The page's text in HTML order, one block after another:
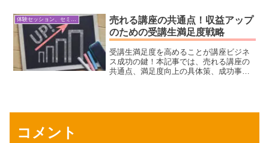
カウンセリング・コンサルティングの成
約率を劇的に上げる秘訣を解説！成功事
例も紹介しながら、今すぐ実践できる具
体的な方法をお伝えします。無料セッシ
ョンの成果を最大化したい方は必見！
体験セッション、セミナー構築・ビジネス心理学
売れる講座の共通点！収益アップ
のための受講生満足度戦略
受講生満足度を高めることが講座ビジネ
ス成功の鍵！本記事では、売れる講座の
共通点、満足度向上の具体策、成功事例
コメント